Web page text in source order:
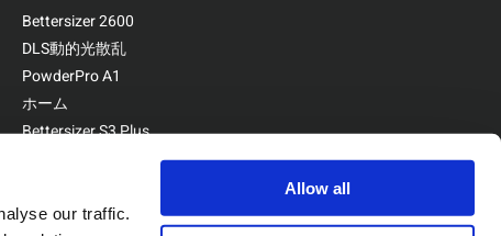
our traffic.
Allow all
Bettersizer 2600
DLS動的光散乱
PowderPro A1
ホーム
Bettersizer S3 Plus